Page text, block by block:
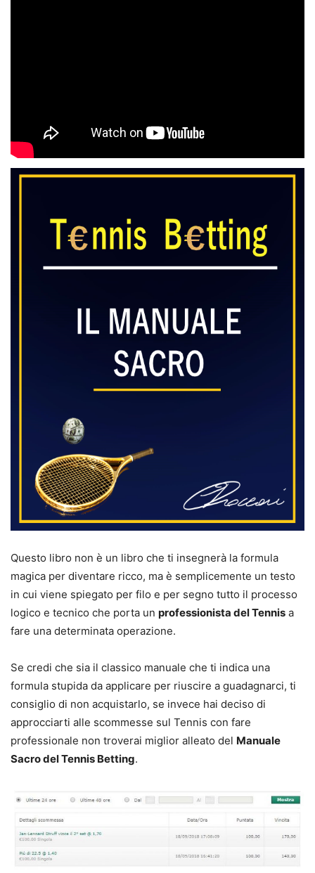
Questo libro non è un libro che ti insegnerà la formula
magica per diventare ricco, ma è semplicemente un testo
in cui viene spiegato per filo e per segno tutto il processo
logico e tecnico che porta un professionista del Tennis a
fare una determinata operazione.
Se credi che sia il classico manuale che ti indica una
formula stupida da applicare per riuscire a guadagnarci, ti
consiglio di non acquistarlo, se invece hai deciso di
approcciarti alle scommesse sul Tennis con fare
professionale non troverai miglior alleato del Manuale
Sacro del Tennis Betting.